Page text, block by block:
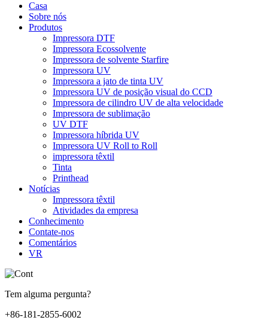
Casa
Sobre nós
Produtos
Impressora DTF
Impressora Ecossolvente
Impressora de solvente Starfire
Impressora UV
Impressora a jato de tinta UV
Impressora UV de posição visual do CCD
Impressora de cilindro UV de alta velocidade
Impressora de sublimação
UV DTF
Impressora híbrida UV
Impressora UV Roll to Roll
impressora têxtil
Tinta
Printhead
Notícias
Impressora têxtil
Atividades da empresa
Conhecimento
Contate-nos
Comentários
VR
Tem alguma pergunta?
+86-181-2855-6002